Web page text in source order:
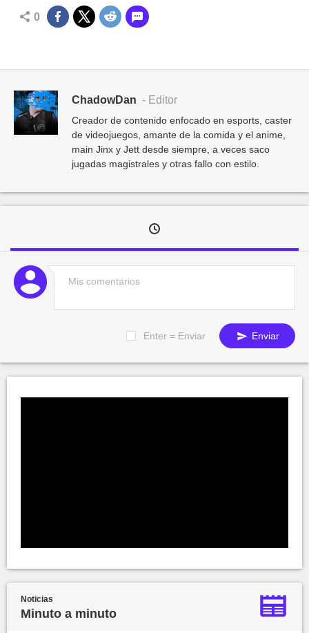
0
ChadowDan - Editor
Creador de contenido enfocado en esports, caster
de videojuegos, amante de la comida y el anime,
main Jinx y Jett desde siempre, a veces saco
jugadas magistrales y otras fallo con estilo.
Enter = Enviar Enviar
Noticias
Minuto a minuto